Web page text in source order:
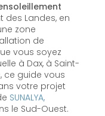
Landes, en
zone
de
vous soyez
à Dax, à Saint-
ce guide vous
votre projet
SUNALYA,
le Sud-Ouest.